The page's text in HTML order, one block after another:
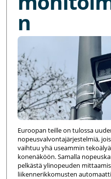
n
Euroopan teille on tulossa
nopeusvalvontajärjestelmiä,
vaihtuu yhä useammin
konenäköön. Samalla
pelkästä ylinopeuden
liikennerikkomusten